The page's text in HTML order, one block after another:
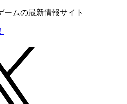
ームの最新情報サイト